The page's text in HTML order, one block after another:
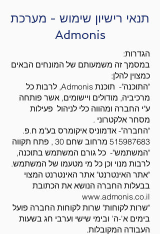
תנאי רישיון שימוש - מערכת
Admonis
הגדרות:
במסמך זה משמעותם של המונחים הבאים
כמצוין להלן:
"התוכנה"- תוכנת Admonis, לרבות כל
מרכיביה, מודולים ויישומים, אשר פותחה
ע"י החברה ומהווה כלי לניהול פעילות
מסחר אלקטרוני .
"החברה"- אדמוניס איקומרס בע"מ ח.פ.
515987683 מרחוב שחם 30 , פתח תקווה
"המשתמש"- כל גורם המשתמש בתוכנה,
לרבות מנוי וכן כל מי מטעמו של המשתמש.
"אתר האינטרנט" אתר האינטרנט המצוי
בבעלות החברה הנושא את הכתובת
www.admonis.co.il
"שרות לקוחות" שרות לקוחות החברה פועל
בימים א'-ה' ובימי שישי וערבי חג בשעות
העבודה המקובלות.